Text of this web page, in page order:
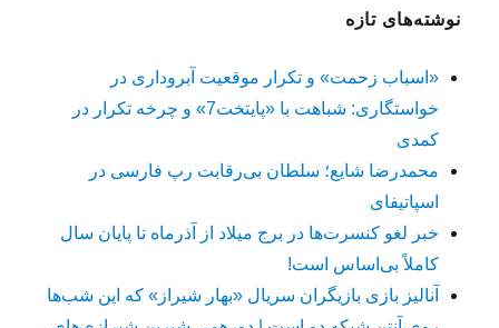
نوشته‌های تازه
«اسباب زحمت» و تکرار موقعیت آبروداری در
خواستگاری: شباهت با «پایتخت7» و چرخه تکرار در
کمدی
محمدرضا شایع؛ سلطان بی‌رقابت رپ فارسی در
اسپاتیفای
خبر لغو کنسرت‌ها در برج میلاد از آذرماه تا پایان سال
کاملاً بی‌اساس است!
آنالیز بازی بازیگران سریال «بهار شیراز» که این شب‌ها